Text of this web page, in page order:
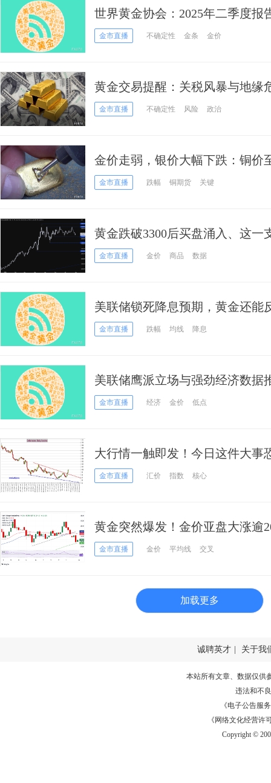
世界黄金协会：2025年二季度报
升至1320亿美元的新纪录
金市直播 不确定性 金条 金价
黄金交易提醒：关税风暴与地缘
非农就业报告
金市直播 不确定性 风险 政治
金价走弱，银价大幅下跌：铜价
金市直播 跌幅 铜期货 关键
黄金跌破3300后买盘涌入、这一
待PCE指点方向
金市直播 金价 商品 数据
美联储锁死降息预期，黄金还能
破？
金市直播 跌幅 均线 降息
美联储鹰派立场与强劲经济数据
下沿，短期延续震荡调整
金市直播 经济 金价 低点
大行情一触即发！今日这件大事
日元、欧元、英镑、澳元和人民
金市直播 汇价 指数 核心
黄金突然爆发！金价亚盘大涨逾
师最新金价技术分析
金市直播 金价 平均线 交叉
加载更多
诚聘英才 | 关于我
本站所有文章、数据仅供
违法和不
《电子公告服务
《网络文化经营许
Copyright ©